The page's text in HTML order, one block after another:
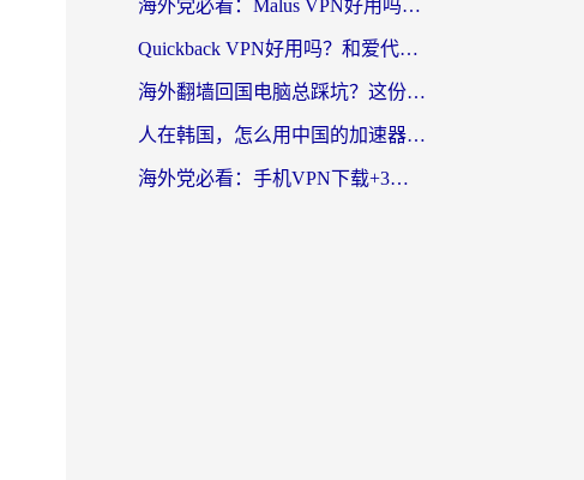
海外党必看：Malus VPN好用吗？和迅猛兔VPN对比哪个回国效果更好？附真实体验与避坑指南
Quickback VPN好用吗？和爱代理VPN对比哪个回国效果更好？
海外翻墙回国电脑总踩坑？这份实测指南帮你选对加速器（附ChickCNinitapMalus对比）
人在韩国，怎么用中国的加速器刷剧打游戏？这份真实体验指南给你答案
海外党必看：手机VPN下载+3步选对回国加速器，无缝刷国内资源不再愁